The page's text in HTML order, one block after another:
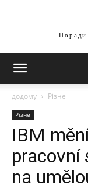
Поради
додому Різне
Різне
IBM
pracovní
na